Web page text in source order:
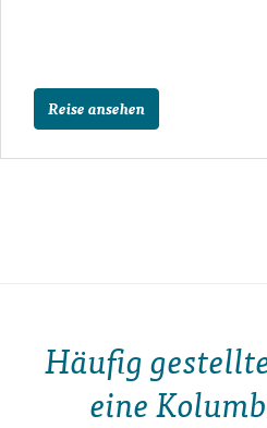
Reise ansehen
Häufig
eine